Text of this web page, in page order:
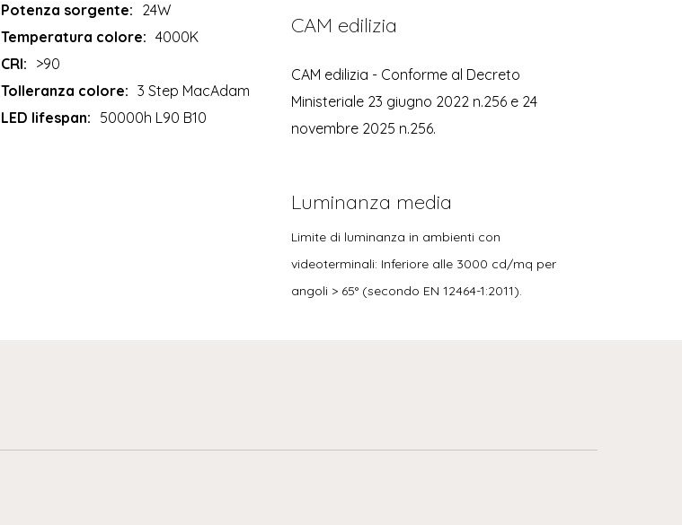
Potenza sorgente: 24W
Temperatura colore: 4000K
CRI: >90
Tolleranza colore: 3 Step MacAdam
LED lifespan: 50000h L90 B10
CAM edilizia
CAM edilizia - Conforme al Decreto
Ministeriale 23 giugno 2022 n.256 e 24
novembre 2025 n.256.
Luminanza media
Limite di luminanza in ambienti con
videoterminali: Inferiore alle 3000 cd/mq per
angoli > 65° (secondo EN 12464-1:2011).